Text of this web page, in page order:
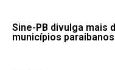
Sine-PB divulga mais
municípios paraibanos